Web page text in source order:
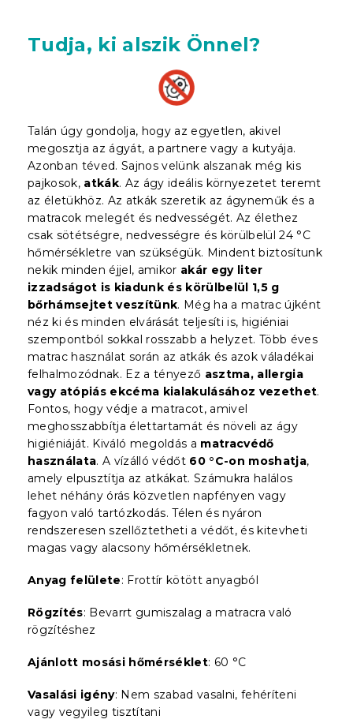
Tudja, ki alszik Önnel?
Talán úgy gondolja, hogy az egyetlen, akivel
megosztja az ágyát, a partnere vagy a kutyája.
Azonban téved. Sajnos velünk alszanak még kis
pajkosok, atkák. Az ágy ideális környezetet teremt
az életükhöz. Az atkák szeretik az ágyneműk és a
matracok melegét és nedvességét. Az élethez
csak sötétségre, nedvességre és körülbelül 24 °C
hőmérsékletre van szükségük. Mindent biztosítunk
nekik minden éjjel, amikor akár egy liter
izzadságot is kiadunk és körülbelül 1,5 g
bőrhámsejtet veszítünk. Még ha a matrac újként
néz ki és minden elvárását teljesíti is, higiéniai
szempontból sokkal rosszabb a helyzet. Több éves
matrac használat során az atkák és azok váladékai
felhalmozódnak. Ez a tényező asztma, allergia
vagy atópiás ekcéma kialakulásához vezethet.
Fontos, hogy védje a matracot, amivel
meghosszabbítja élettartamát és növeli az ágy
higiéniáját. Kiváló megoldás a matracvédő
használata. A vízálló védőt 60 °C-on moshatja,
amely elpusztítja az atkákat. Számukra halálos
lehet néhány órás közvetlen napfényen vagy
fagyon való tartózkodás. Télen és nyáron
rendszeresen szellőztetheti a védőt, és kitevheti
magas vagy alacsony hőmérsékletnek.
Anyag felülete: Frottír kötött anyagból
Rögzítés: Bevarrt gumiszalag a matracra való
rögzítéshez
Ajánlott mosási hőmérséklet: 60 °C
Vasalási igény: Nem szabad vasalni, fehéríteni
vagy vegyileg tisztítani